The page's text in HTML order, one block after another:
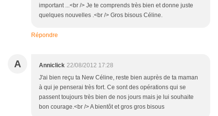
important ...<br /> Je te comprends très bien et donne juste
quelques nouvelles .<br /> Gros bisous Céline.
Répondre
A Anniclick 22/08/2012 17:28
J'ai bien reçu ta New Céline, reste bien auprès de ta maman
à qui je penserai très fort. Ce sont des opérations qui se
passent toujours très bien de nos jours mais je lui souhaite
bon courage.<br /> A bientôt et gros gros bisous